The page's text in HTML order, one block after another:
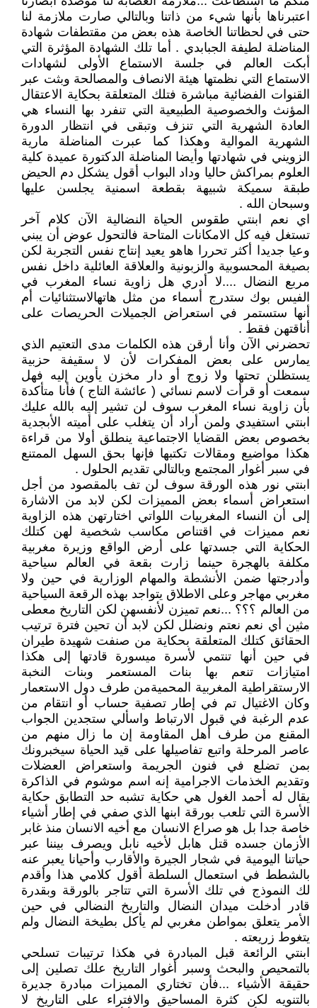
اعتبرناها بأنها شيء من ذاتنا وبالتالي صارت ملازمة لنا
حتى في لحظاتنا الخاصة هذه بعض من مقتطفات شهادة
المناضلة لطيفة الجبابدي . أما تلك الشهادة المؤثرة التي
أبكت العالم في جلسة الاستماع الأولى لشهادات
الاستماع التي نظمتها هيئة الانصاف والمصالحة وبثت عبر
القنوات الفضائية مباشرة فتلك المتعلقة بحكاية الاعتقال
المؤنث والخصوصية الطبيعية التي تنفرد بها النساء هي
العادة الشهرية التي تنزف وتبقى في انتظار الدورة
الشهرية الموالية وهكذا كما عبرت المناضلة مارية
الزويني في شهادتها وأيضا المناضلة الدكتورة عميدة كلية
العلوم بمراكش حاليا وداد البواب أقول يشكل دم الحيض
طبقة سميكة شبيهة بقطعة اسمنية يجلسن عليها
وسبحان الله .
اي نعم ابنتي طقوس الحياة النضالية الآن كلام آخر
تستغل فيه كل الامكانات المتاحة فالتحول عوض أن يبني
وعيا جديدا أكثر تحررا هاهو يعيد إنتاج نفس التجربة لكن
بصيغة المحسوبية والزبونية والعلاقة العائلية داخل نفس
مربع النضال ....لا أدري هل زاوية نساء المغرب في
الفيس بوك ستدرج أسماء من مثل هاتهالاستثنائيات أم
أنها ستستمر في استعراض الجميلات الحريصات على
أناقتهن فقط .
تحضرني الآن وأنا أرقن هذه الكلمات مدى التعتيم الذي
يمارس على بعض المفكرات لأن لا سقيفة حزبية
يستظلن تحتها ولا زوج أو دار مخزن يأوين إليه فهل
سمعت أو قرأت لاسم نسائي ( عائشة التاج ) فأنا متأكدة
بأن زاوية نساء المغرب سوف لن تشير إليه بالله عليك
ابنتي استفيدي ولمن أراد أن يتغلب على أميته الأبجدية
بخصوص بعض القضايا الاجتماعية ينطلق أولا من قراءة
هكذا مواضيع ومقالات تكتبها فإنها بحق السهل الممتنع
في سبر أغوار المجتمع وبالتالي تقديم الحلول .
ابنتي نور هذه الورقة سوف لن تف بالمقصود من أجل
استعراض أسماء بعض المميزات لكن لابد من الاشارة
إلى أن النساء المغربيات اللواتي اختارتهن هذه الزاوية
نعم مميزات في اقتناص مكاسب شخصية لهن كتلك
الحكاية التي جسدتها على أرض الواقع وزيرة مغربية
مكلفة بالهجرة حينما زارت بقعة في العالم سياحية
وأدرجتها ضمن الأنشطة والمهام الوزارية في حين ولا
مغربي مهاجر وعلى الاطلاق يتواجد بهذه الرقعة السياحية
من العالم ؟؟؟ ...نعم تميزن لأنفسهن لكن التاريخ معطى
مثين أي نعم نعتم ونضلل لكن لابد أن تحين فترة ترتيب
الحقائق كتلك المتعلقة بحكاية من صنفت شهيدة طيران
في حين أنها تنتمي لأسرة ميسورة قادتها إلى هكذا
امتيازات تنعم بها بنات المستعمر وبنات النخبة
الارستقراطية المغربية المحميةمن طرف دول الاستعمار
وكان الاغتيال تم في إطار تصفية حساب أو انتقام من
عدم الرغبة في قبول الارتباط واسألي ستجدين الجواب
المقنع من طرف أهل المقاومة إن ما زال منهم من
عاصر المرحلة واتبع تفاصيلها على قيد الحياة سيخبرونك
بمن تضلع في فنون الجريمة واستعراض العضلات
وتقديم الخذمات الاجرامية إنه اسم موشوم في الذاكرة
يقال له أحمد الغول هي حكاية تشبه حد التطابق حكاية
الأسرة التي تلعب بورقة ابنها الذي صفي في إطار أشياء
خاصة جدا بل هو صراع الانسان مع أخيه الانسان منذ غابر
الأزمان جسده قتل هابل لأخيه نابل ويصرف بيننا عبر
حياتنا اليومية في شجار الجيرة والأقارب وأحيانا يعبر عنه
بالشطط في استعمال السلطة أقول كلامي هذا وأقدم
لك النموذج في تلك الأسرة التي تتاجر بالورقة وبقدرة
قادر أدخلت ميدان النضال والتاريخ النضالي في حين
الأمر يتعلق بمواطن مغربي لم يأكل بطيخة النضال ولم
يتغوط زريعته .
ابنتي الرائعة قبل المبادرة في هكذا ترتيبات تسلحي
بالتمحيص والبحث وسبر أغوار التاريخ علك تصلين إلى
حقيقة الأشياء ...فأن تختاري المميزات مبادرة جديرة
بالتنويه لكن كثرة المساحيق والافتراء على التاريخ لا